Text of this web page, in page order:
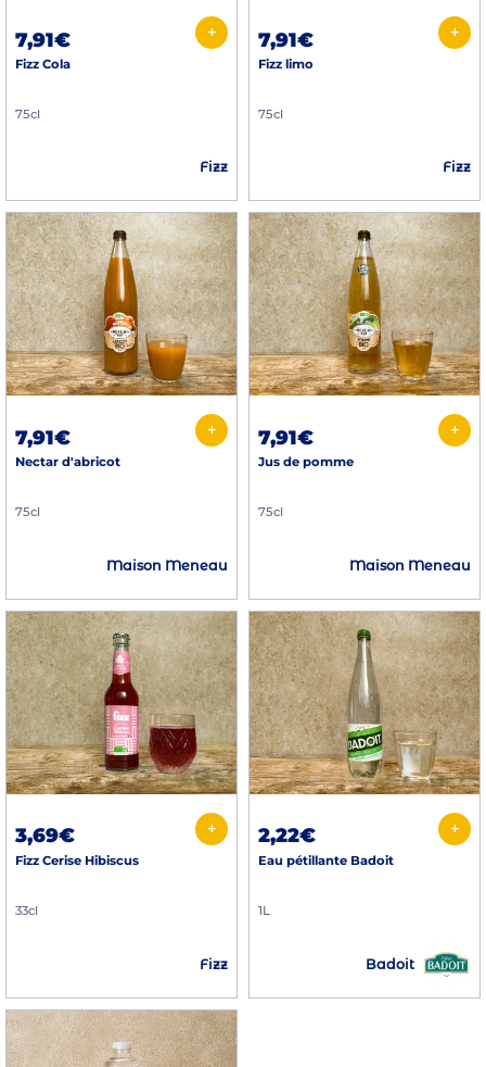
7,91€ +
Fizz Cola
75cl
Fizz
7,91€ +
Fizz limo
75cl
Fizz
7,91€ +
Nectar d'abricot
75cl
Maison Meneau
7,91€ +
Jus de pomme
75cl
Maison Meneau
3,69€ +
Fizz Cerise Hibiscus
33cl
Fizz
2,22€ +
Eau pétillante Badoit
1L
Badoit